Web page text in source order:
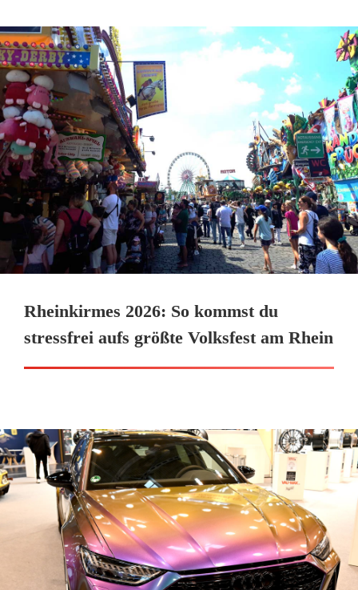
Rheinkirmes 2026: So kommst du
stressfrei aufs größte Volksfest am Rhein